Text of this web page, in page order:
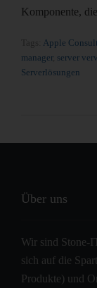
Komponente,
Apple
manager, server
Serverlösungen
Über uns
Wir sind Stone-
sich auf die
Produkte) und